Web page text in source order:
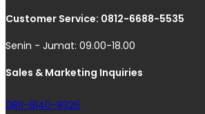
Customer Service: 0812-6688-5535
Senin - Jumat: 09.00-18.00
Sales & Marketing Inquiries
0811-8140-8326